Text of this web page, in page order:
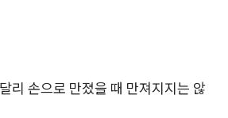
리 손으로 만졌을 때 만져지지는 않